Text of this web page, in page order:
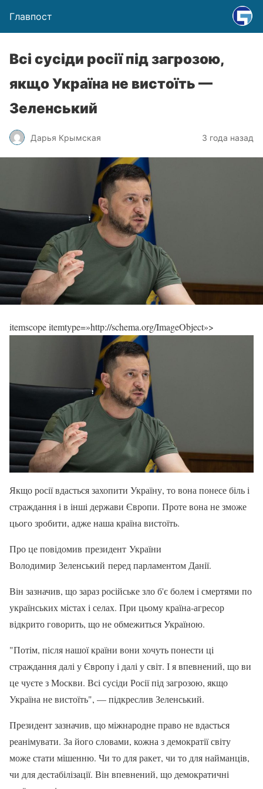
Главпост
Всі сусіди росії під загрозою,
якщо Україна не вистоїть —
Зеленський
Дарья Крымская 3 года назад
itemscope itemtype=»http://schema.org/ImageObject»>
Якщо росії вдасться захопити Україну, то вона понесе біль і
страждання і в інші держави Європи. Проте вона не зможе
цього зробити, адже наша країна вистоїть.
Про це повідомив президент України
Володимир Зеленський перед парламентом Данії.
Він зазначив, що зараз російське зло б'є болем і смертями по
українських містах і селах. При цьому країна-агресор
відкрито говорить, що не обмежиться Україною.
"Потім, після нашої країни вони хочуть понести ці
страждання далі у Європу і далі у світ. І я впевнений, що ви
це чуєте з Москви. Всі сусіди Росії під загрозою, якщо
Україна не вистоїть", — підкреслив Зеленський.
Президент зазначив, що міжнародне право не вдасться
реанімувати. За його словами, кожна з демократії світу
може стати мішенню. Чи то для ракет, чи то для найманців,
чи для дестабілізації. Він впевнений, що демократичні